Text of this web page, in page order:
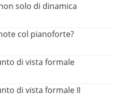
solo di dinamica
col pianoforte?
di vista formale
di vista formale II